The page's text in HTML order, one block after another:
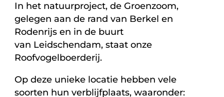
In het natuurproject, de Groenzoom,
gelegen aan de rand van Berkel en
Rodenrijs en in de buurt
van Leidschendam, staat onze
Roofvogelboerderij.
Op deze unieke locatie hebben vele
soorten hun verblijfplaats, waaronder: